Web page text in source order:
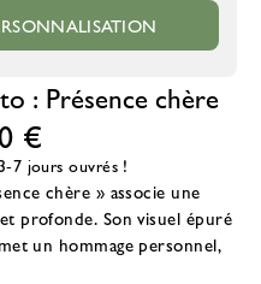
: Présence chère
€
7 jours ouvrés !
chère » associe une
profonde. Son visuel épuré
un hommage personnel,